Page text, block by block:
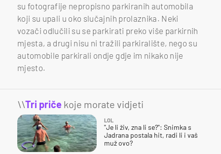
su fotografije nepropisno parkiranih automobila
koji su upali u oko slučajnih prolaznika. Neki
vozači odlučili su se parkirati preko više parkirnih
mjesta, a drugi nisu ni tražili parkiralište, nego su
automobile parkirali ondje gdje im nikako nije
mjesto.
\\Tri priče koje morate vidjeti
LOL
"Je li živ, zna li se?": Snimka s
Jadrana postala hit, radi li i vaš
muž ovo?